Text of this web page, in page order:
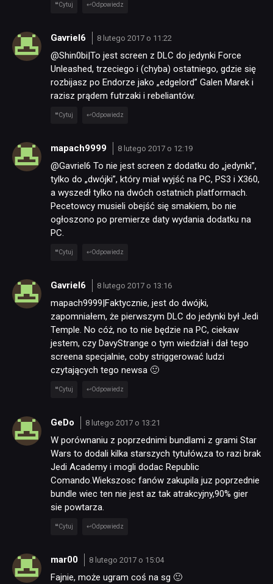
Cytuj Odpowiedz
Gavriel6 8 lutego 2017 o 11:22
@Shin0bi|To jest screen z DLC do jedynki Force
Unleashed, trzeciego i (chyba) ostatniego, gdzie się
rozbijasz po Endorze jako „edgelord” Galen Marek i
razisz prądem futrzaki i rebeliantów.
Cytuj Odpowiedz
mapach9999 8 lutego 2017 o 12:19
@Gavriel6 To nie jest screen z dodatku do „jedynki”,
tylko do „dwójki”, który miał wyjść na PC, PS3 i X360,
a wyszedł tylko na dwóch ostatnich platformach.
Pecetowcy musieli obejść się smakiem, bo nie
ogłoszono po premierze daty wydania dodatku na
PC.
Cytuj Odpowiedz
Gavriel6 8 lutego 2017 o 13:16
mapach9999|Faktycznie, jest do dwójki,
zapomniałem, że pierwszym DLC do jedynki był Jedi
Temple. No cóż, no to nie będzie na PC, ciekaw
jestem, czy DavyStrange o tym wiedział i dał tego
screena specjalnie, coby striggerować ludzi
czytających tego newsa 🙂
Cytuj Odpowiedz
GeDo 8 lutego 2017 o 13:21
W porównaniu z poprzednimi bundlami z grami Star
Wars to dodali kilka starszych tytułów,za to razi brak
Jedi Academy i mogli dodac Republic
Comando.Wiekszosc fanów zakupila juz poprzednie
bundle wiec ten nie jest az tak atrakcyjny,90% gier
sie powtarza.
Cytuj Odpowiedz
mar00 8 lutego 2017 o 15:04
Fajnie, może ugram coś na sg 🙂